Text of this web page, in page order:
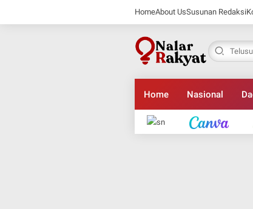
HomeAbout UsSusunan Redaksi
Home Nasional